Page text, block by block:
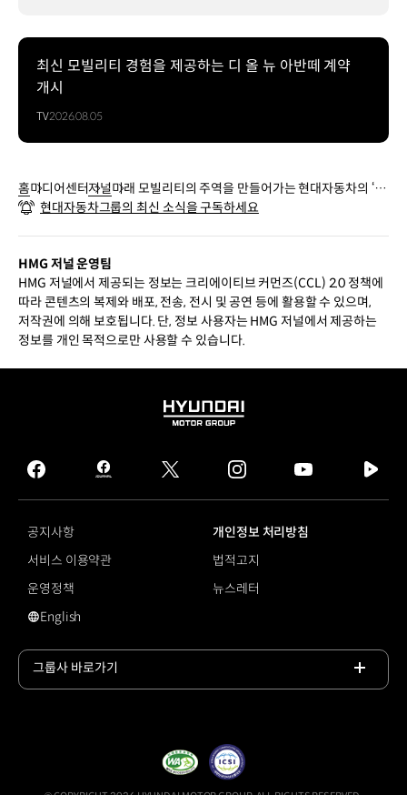
최신 모빌리티 경험을 제공하는 디 올 뉴 아반떼 계약
개시
TV2026.08.05
홈미디어센터저널미래 모빌리티의 주역을 만들어가는 현대자동차의 ‘미
래 자동차 학교’
현대자동차그룹의 최신 소식을 구독하세요
HMG 저널 운영팀
HMG 저널에서 제공되는 정보는 크리에이티브 커먼즈(CCL) 2.0 정책에
따라 콘텐츠의 복제와 배포, 전송, 전시 및 공연 등에 활용할 수 있으며,
저작권에 의해 보호됩니다. 단, 정보 사용자는 HMG 저널에서 제공하는
정보를 개인 목적으로만 사용할 수 있습니다.
HYUNDAI
GROUP
facebook
hmg
journal
twitter instagram
tv
공지사항
개인정보 처리방침
서비스 이용약관
법적고지
운영정책
뉴스레터
영문 사이트로 이동
English
그룹사 바로가기
© COPYRIGHT 2026 HYUNDAI MOTOR GROUP, ALL RIGHTS RESERVED.